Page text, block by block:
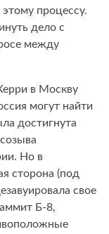
процессу.
дело с
между
в Москву
могут найти
достигнута
Но в
сторона (под
свое
Б-­8,